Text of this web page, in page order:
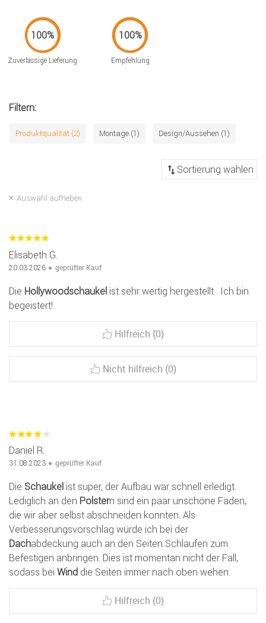
Zuverlässige Lieferung Empfehlung
Filtern:
Produktqualität (2) Montage (1) Design/Aussehen (1)
Auswahl aufheben
Elisabeth G.
20.03.2026 geprüfter Kauf
Die Hollywoodschaukel ist sehr wertig hergestellt . Ich bin
begeistert!
Hilfreich (0)
Nicht hilfreich (0)
Daniel R.
31.08.2023 geprüfter Kauf
Die Schaukel ist super, der Aufbau war schnell erledigt.
Lediglich an den Polstern sind ein paar unschöne Fäden,
die wir aber selbst abschneiden konnten. Als
Verbesserungsvorschlag würde ich bei der
Dachabdeckung auch an den Seiten Schlaufen zum
Befestigen anbringen. Dies ist momentan nicht der Fall,
sodass bei Wind die Seiten immer nach oben wehen.
Hilfreich (0)